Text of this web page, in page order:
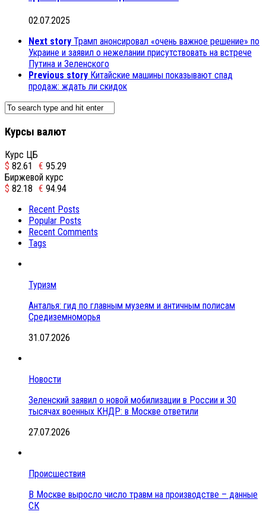
02.07.2025
Next story Трамп анонсировал «очень важное решение» по
Украине и заявил о нежелании присутствовать на встрече
Путина и Зеленского
Previous story Китайские машины показывают спад
продаж: ждать ли скидок
Курсы валют
Курс ЦБ
$ 82.61 € 95.29
Биржевой курс
$ 82.18 € 94.94
Recent Posts
Popular Posts
Recent Comments
Tags
Туризм
Анталья: гид по главным музеям и античным полисам
Средиземноморья
31.07.2026
Новости
Зеленский заявил о новой мобилизации в России и 30
тысячах военных КНДР: в Москве ответили
27.07.2026
Происшествия
В Москве выросло число травм на производстве – данные
СК